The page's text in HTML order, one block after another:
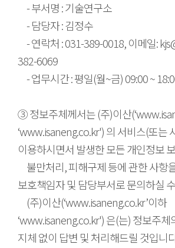
- 부서명 : 기술연구소
- 담당자 : 김정수
- 연락처 : 031-389-0018, 이메일:
382-6069
- 업무시간 : 평일(월~금) 09:00 ~
③ 정보주체께서는 (주)이산
‘www.isaneng.co.kr') 의 서비스(또는
이용하시면서 발생한 모든 개인정보
불만처리, 피해구제 등에 관한 사항
보호책임자 및 담당부서로 문의하실
(주)이산(‘www.isaneng.co.kr’이하
‘www.isaneng.co.kr') 은(는) 정보주체
지체 없이 답변 및 처리해드릴 것입니